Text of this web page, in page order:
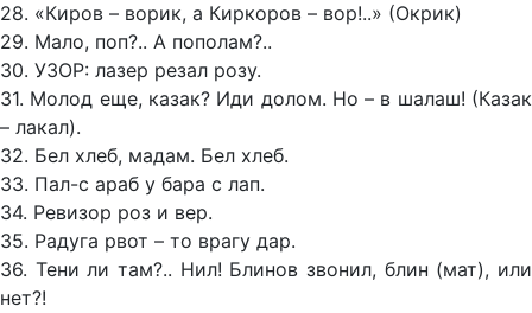
28. «Киров – ворик, а Киркоров – вор!..» (Окрик)
29. Мало, поп?.. А пополам?..
30. УЗОР: лазер резал розу.
31. Молод еще, казак? Иди долом. Но – в шалаш! (Казак
– лакал).
32. Бел хлеб, мадам. Бел хлеб.
33. Пал-с араб у бара с лап.
34. Ревизор роз и вер.
35. Радуга рвот – то врагу дар.
36. Тени ли там?.. Нил! Блинов звонил, блин (мат), или
нет?!